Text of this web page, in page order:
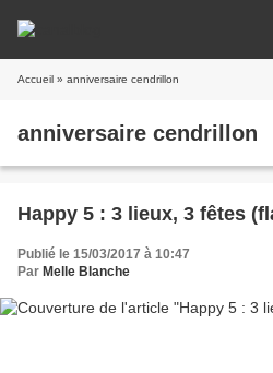
Accueil » anniversaire cendrillon
anniversaire cendrillon
Happy 5 : 3 lieux, 3 fêtes
Publié le 15/03/2017 à 10:47
Par Melle Blanche